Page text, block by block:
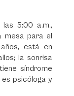
5:00 a.m.,
mesa para el
está en
la sonrisa
síndrome
es psicóloga y